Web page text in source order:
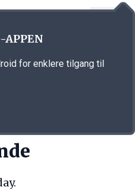
APPEN
for enklere tilgang til